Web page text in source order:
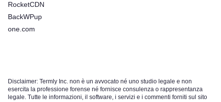
RocketCDN
BackWPup
one.com
Disclaimer: Termly Inc. non è un avvocato né uno studio legale e non
esercita la professione forense né fornisce consulenza o rappresentanza
legale. Tutte le informazioni, il software, i servizi e i commenti forniti sul sito